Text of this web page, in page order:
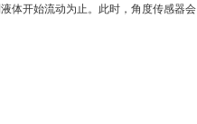
体开始流动为止。此时，角度传感器会